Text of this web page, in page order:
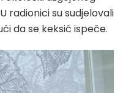
radionici su sudjelovali
da se keksić ispeče.